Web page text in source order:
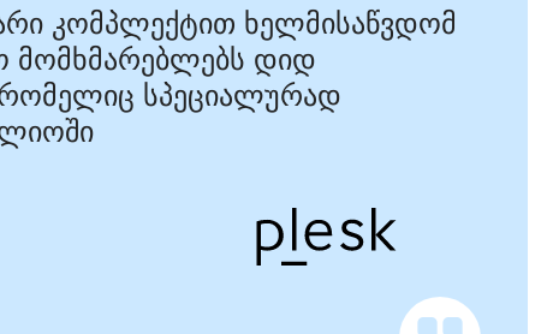
კომპლექტით ხელმისაწვდომ
მომხმარებლებს დიდ
სპეციალურად